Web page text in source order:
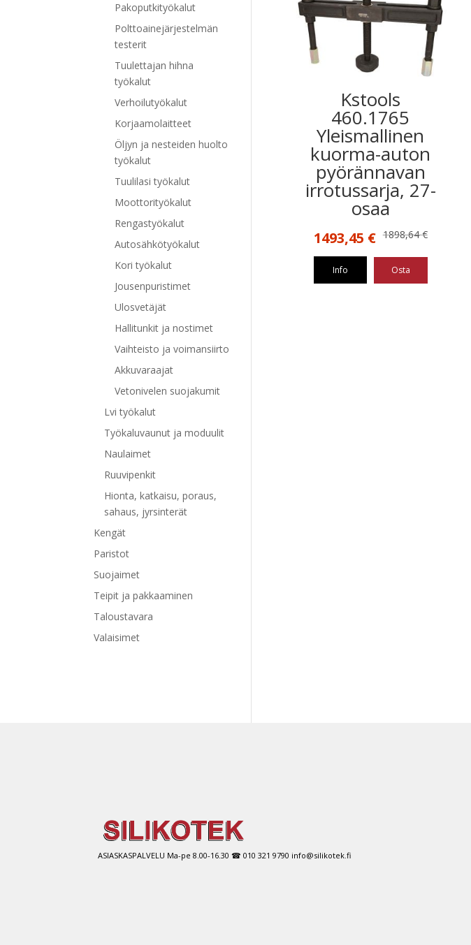
Kstools
460.1765
Yleismallinen
kuorma-auton
pyörännavan
irrotussarja, 27-
osaa
1898,64€
Alkuperäinen
1898,64 €.
1493,45 €
Nykyinen
1493,45 €.
Info Osta
Pakoputkityökalut
Polttoainejärjestelmän
testerit
Tuulettajan hihna
työkalut
Verhoilutyökalut
Korjaamolaitteet
Öljyn ja nesteiden huolto
työkalut
Tuulilasi työkalut
Moottorityökalut
Rengastyökalut
Autosähkötyökalut
Kori työkalut
Jousenpuristimet
Ulosvetäjät
Hallitunkit ja nostimet
Vaihteisto ja voimansiirto
Akkuvaraajat
Vetonivelen suojakumit
Lvi työkalut
Työkaluvaunut ja moduulit
Naulaimet
Ruuvipenkit
Hionta, katkaisu, poraus,
sahaus, jyrsinterät
Kengät
Paristot
Suojaimet
Teipit ja pakkaaminen
Taloustavara
Valaisimet
ASIASKASPALVELU Ma-pe 8.00-16.30 ☎ 010 321 9790 info@silikotek.fi